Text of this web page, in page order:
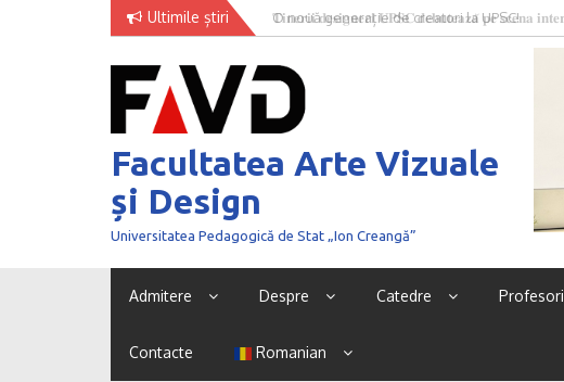
Ultimile știri O nouă generație de creatori la UPSC!
Facultatea Arte Vizuale
și Design
Universitatea Pedagogică de Stat „Ion Creangă”
Admitere Despre Catedre Profesori
Contacte Romanian